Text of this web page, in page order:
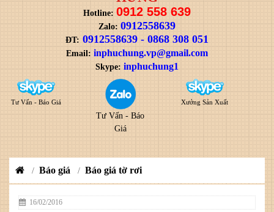
Hotline: 0912 558 639
Zalo: 0912558639
ĐT: 0912558639-0868 308 051
Email: inphuchung.vp@gmail.com
Skype: inphuchung1
Tư Vấn - Báo Giá
Tư Vấn - Báo
Giá
Xưởng Sản Xuất
/ Báo giá / Báo giá tờ rơi
16/02/2016